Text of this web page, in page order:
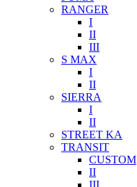
RANGER
I
II
III
S MAX
I
II
SIERRA
I
II
STREET KA
TRANSIT
CUSTOM
II
III